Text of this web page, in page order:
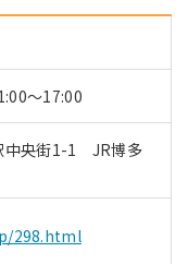
～17:00
中央街1-1 JR博多
298.html